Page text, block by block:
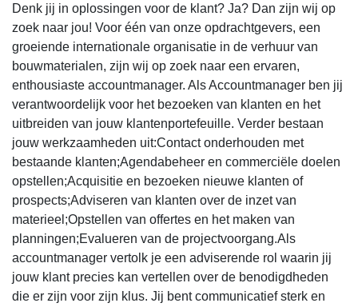
Denk jij in oplossingen voor de klant? Ja? Dan zijn wij op
zoek naar jou! Voor één van onze opdrachtgevers, een
groeiende internationale organisatie in de verhuur van
bouwmaterialen, zijn wij op zoek naar een ervaren,
enthousiaste accountmanager. Als Accountmanager ben jij
verantwoordelijk voor het bezoeken van klanten en het
uitbreiden van jouw klantenportefeuille. Verder bestaan
jouw werkzaamheden uit:Contact onderhouden met
bestaande klanten;Agendabeheer en commerciële doelen
opstellen;Acquisitie en bezoeken nieuwe klanten of
prospects;Adviseren van klanten over de inzet van
materieel;Opstellen van offertes en het maken van
planningen;Evalueren van de projectvoorgang.Als
accountmanager vertolk je een adviserende rol waarin jij
jouw klant precies kan vertellen over de benodigdheden
die er zijn voor zijn klus. Jij bent communicatief sterk en